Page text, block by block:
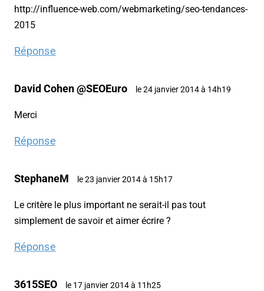
http://influence-web.com/webmarketing/seo-tendances-
2015
Réponse
David Cohen @SEOEuro le 24 janvier 2014 à 14h19
Merci
Réponse
StephaneM le 23 janvier 2014 à 15h17
Le critère le plus important ne serait-il pas tout
simplement de savoir et aimer écrire ?
Réponse
3615SEO le 17 janvier 2014 à 11h25